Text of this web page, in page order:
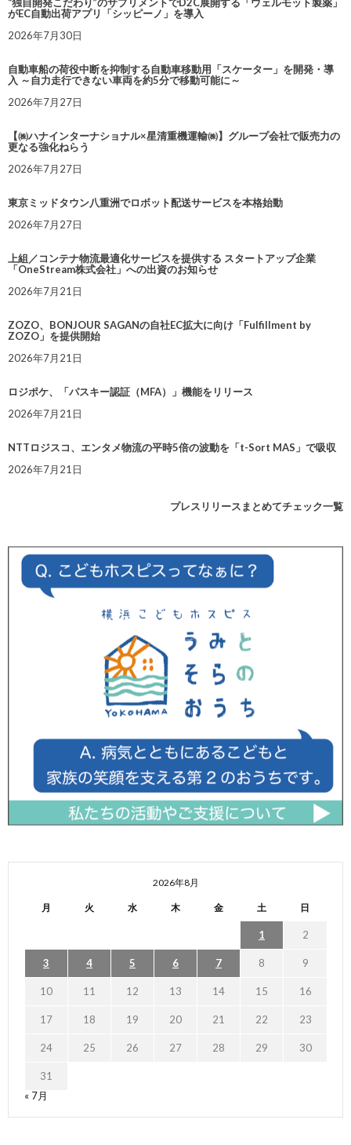
がEC自動出荷アプリ「シッピーノ」を導入
2026年7月30日
自動車船の荷役中断を抑制する自動車移動用「スケーター」を開発・導
入 ～自力走行できない車両を約5分で移動可能に～
2026年7月27日
【㈱ハナインターナショナル×星清重機運輸㈱】グループ会社で販売力の
更なる強化ねらう
2026年7月27日
東京ミッドタウン八重洲でロボット配送サービスを本格始動
2026年7月27日
上組／コンテナ物流最適化サービスを提供する スタートアップ企業
「OneStream株式会社」への出資のお知らせ
2026年7月21日
ZOZO、BONJOUR SAGANの自社EC拡大に向け「Fulfillment by
ZOZO」を提供開始
2026年7月21日
ロジポケ、「パスキー認証（MFA）」機能をリリース
2026年7月21日
NTTロジスコ、エンタメ物流の平時5倍の波動を「t-Sort MAS」で吸収
2026年7月21日
プレスリリースまとめてチェック一覧
2026年8月
月 火 水 木 金 土 日
1 2
3 4 5 6 7 8 9
10 11 12 13 14 15 16
17 18 19 20 21 22 23
24 25 26 27 28 29 30
31
« 7月